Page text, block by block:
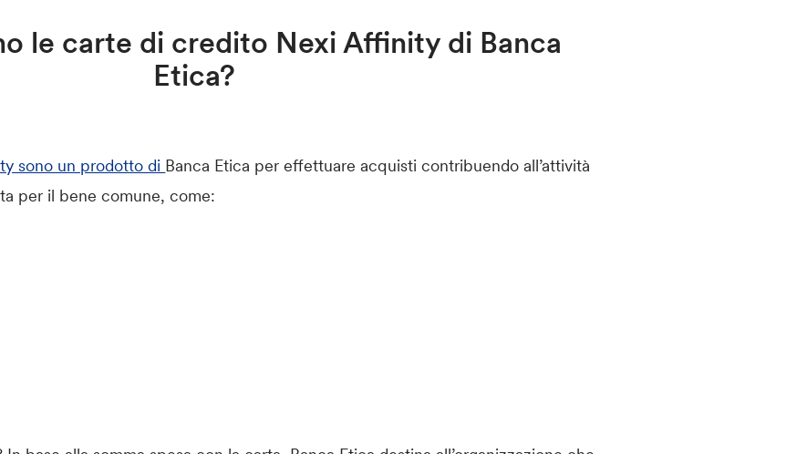
le carte di credito Nexi Affinity di Banca
Etica?
sono un prodotto di Banca Etica per effettuare acquisti contribuendo all’attività
per il bene comune, come: